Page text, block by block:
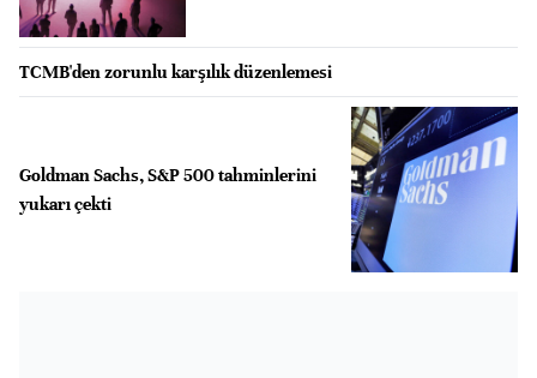
TCMB'den zorunlu karşılık düzenlemesi
Goldman Sachs, S&P 500 tahminlerini
yukarı çekti